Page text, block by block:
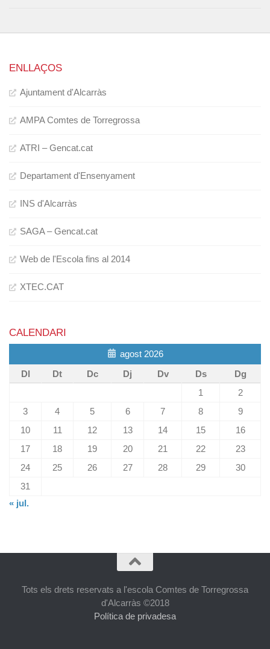
ENLLAÇOS
Ajuntament d'Alcarràs
AMPA Comtes de Torregrossa
ATRI – Gencat.cat
Departament d'Ensenyament
INS d'Alcarràs
SAGA – Gencat.cat
Web de l'Escola fins al 2014
XTEC.CAT
CALENDARI
agost 2026
Dl
Dt Dc Dj Dv Ds
Dg
1
2
3
4 5 6 7 8
9
10
11 12 13 14 15
16
17
18 19 20 21 22
23
24
25 26 27 28 29
30
31
« jul.
Tots els drets reservats a l'escola Comtes de Torregrossa
d'Alcarràs ©2018
Política de privadesa